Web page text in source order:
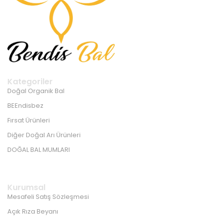
Kategoriler
Doğal Organik Bal
BEEndisbez
Fırsat Ürünleri
Diğer Doğal Arı Ürünleri
DOĞAL BAL MUMLARI
Kurumsal
Mesafeli Satış Sözleşmesi
Açık Rıza Beyanı